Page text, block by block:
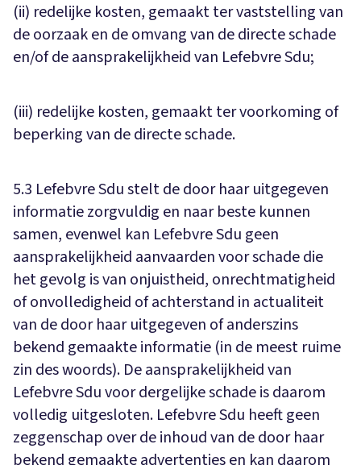
(ii) redelijke kosten, gemaakt ter vaststelling van
de oorzaak en de omvang van de directe schade
en/of de aansprakelijkheid van Lefebvre Sdu;
(iii) redelijke kosten, gemaakt ter voorkoming of
beperking van de directe schade.
5.3 Lefebvre Sdu stelt de door haar uitgegeven
informatie zorgvuldig en naar beste kunnen
samen, evenwel kan Lefebvre Sdu geen
aansprakelijkheid aanvaarden voor schade die
het gevolg is van onjuistheid, onrechtmatigheid
of onvolledigheid of achterstand in actualiteit
van de door haar uitgegeven of anderszins
bekend gemaakte informatie (in de meest ruime
zin des woords). De aansprakelijkheid van
Lefebvre Sdu voor dergelijke schade is daarom
volledig uitgesloten. Lefebvre Sdu heeft geen
zeggenschap over de inhoud van de door haar
bekend gemaakte advertenties en kan daarom